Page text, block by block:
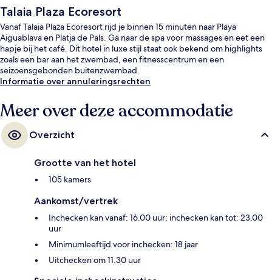
Talaia Plaza Ecoresort
Vanaf Talaia Plaza Ecoresort rijd je binnen 15 minuten naar Playa
Aiguablava en Platja de Pals. Ga naar de spa voor massages en eet een
hapje bij het café. Dit hotel in luxe stijl staat ook bekend om highlights
zoals een bar aan het zwembad, een fitnesscentrum en een
seizoensgebonden buitenzwembad.
Informatie over annuleringsrechten
Meer over deze accommodatie
Overzicht
Grootte van het hotel
105 kamers
Aankomst/vertrek
Inchecken kan vanaf: 16.00 uur; inchecken kan tot: 23.00
uur
Minimumleeftijd voor inchecken: 18 jaar
Uitchecken om 11.30 uur